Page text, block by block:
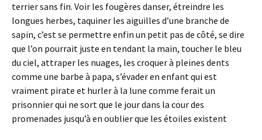
terrier sans fin. Voir les fougères danser, étreindre les
longues herbes, taquiner les aiguilles d’une branche de
sapin, c’est se permettre enfin un petit pas de côté, se dire
que l’on pourrait juste en tendant la main, toucher le bleu
du ciel, attraper les nuages, les croquer à pleines dents
comme une barbe à papa, s’évader en enfant qui est
vraiment pirate et hurler à la lune comme ferait un
prisonnier qui ne sort que le jour dans la cour des
promenades jusqu’à en oublier que les étoiles existent